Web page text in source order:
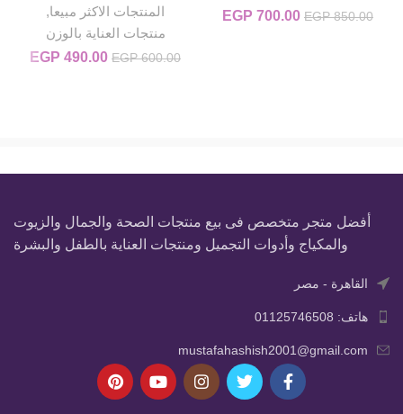
EGP850.00 السعر الأصلي هو: EGP 850.00.
EGP 700.00 السعر الحالي هو: EGP 700.00.المنتجات الاكثر مبيعا,
منتجات العناية بالوزن
EGP600.00
السعر الأصلي
EGP 490.00
أفضل متجر متخصص فى بيع منتجات الصحة والجمال والزيوت
والمكياج وأدوات التجميل ومنتجات العناية بالطفل والبشرة
القاهرة - مصر
هاتف: 01125746508
mustafahashish2001@gmail.com